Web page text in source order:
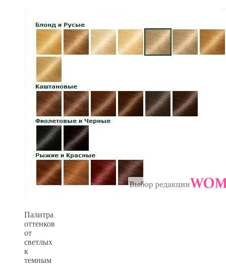
Палитра
оттенков
от
светлых
к
темным